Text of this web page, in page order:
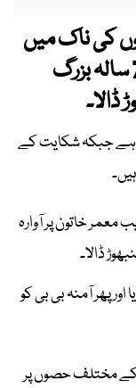
کی ناک میں
دم کر کے رکھ دیا ہے جہاں آج 75 سالہ بزرگ
ہے جبکہ شکایت کے
خاتون پر آوارہ
پھر آمنہ بی بی کو
کے مختلف حصوں پر